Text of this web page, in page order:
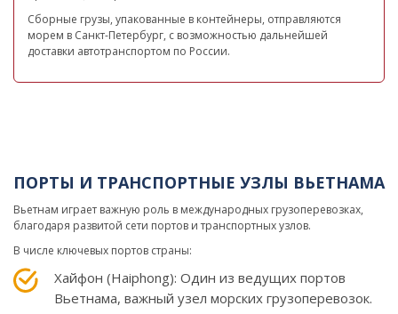
Сборные грузы, упакованные в контейнеры, отправляются
морем в Санкт-Петербург, с возможностью дальнейшей
доставки автотранспортом по России.
ПОРТЫ И ТРАНСПОРТНЫЕ УЗЛЫ ВЬЕТНАМА
Вьетнам играет важную роль в международных грузоперевозках,
благодаря развитой сети портов и транспортных узлов.
В числе ключевых портов страны:
Хайфон (Haiphong): Один из ведущих портов
Вьетнама, важный узел морских грузоперевозок.